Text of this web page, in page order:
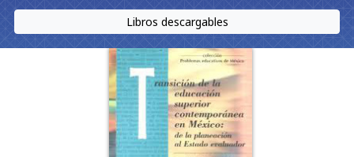
Libros descargables